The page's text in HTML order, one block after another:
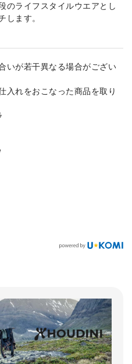
のライフスタイルウエアとし
します。
いが若干異なる場合がござい
入れをおこなった商品を取り